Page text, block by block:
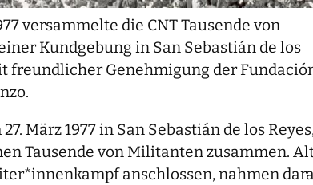
versammelte die CNT Tausende von
Kundgebung in San Sebastián de los
freundlicher Genehmigung der
März 1977 in San Sebastián de los
Tausende von Militanten zusammen.
anschlossen, nahmen